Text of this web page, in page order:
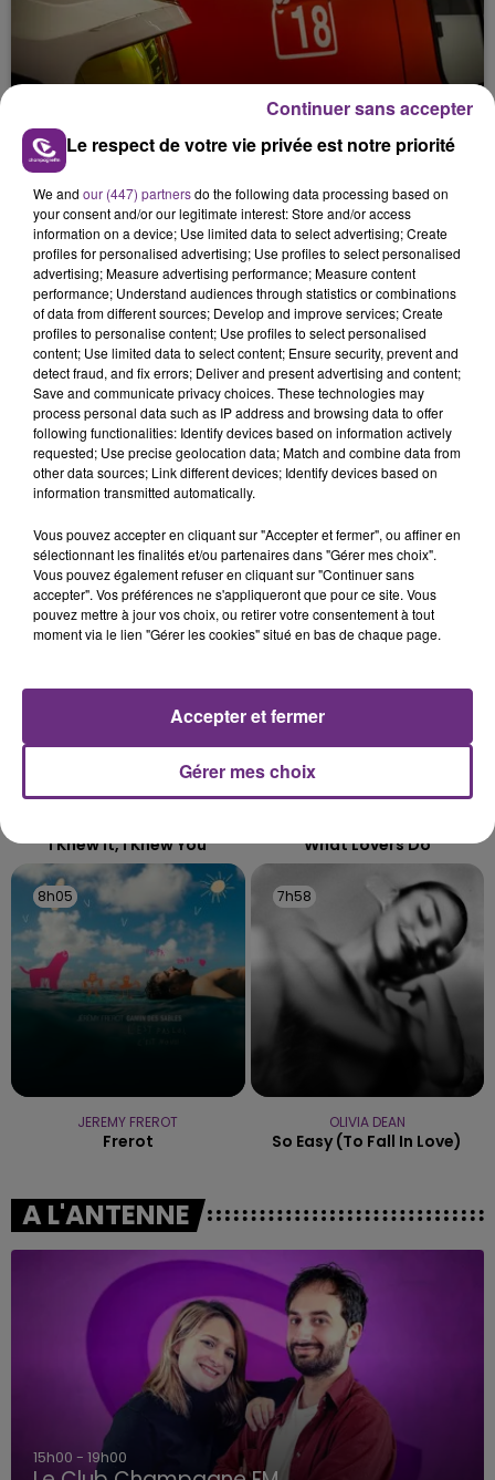
UN FEU DE REMORQUE BLOQUE LA
CIRCULATION DANS LES ARDENNES
fin de matinée sur l'A34.
VENEZ FÊTER CE WEEK-END
L'ANNIVERSAIRE DE WOINIC
Ce samedi 8 août sera un grand jour :
l'anniversaire du plus gros sanglier du monde.
conviés !
TITRES DIFFUSÉS
8h13
8h13
I Knew It, I Knew You
8h10
8h10
What Lovers Do
8h05
8h05
JEREMY FREROT
Frerot
7h58
7h58
OLIVIA DEAN
So Easy (to Fall In Love)
A L'ANTENNE
15h00 - 19h00
Le respect de votre vie privée est notre priorité
We and our (447) partnersdo the following data processing based on
your consent and/or our legitimate interest: Store and/or access
information on a device; Use limited data to select advertising; Create
profiles for personalised advertising; Use profiles to select personalised
advertising; Measure advertising performance; Measure content
performance; Understand audiences through statistics or combinations
of data from different sources; Develop and improve services; Create
profiles to personalise content; Use profiles to select personalised
content; Use limited data to select content; Ensure security, prevent and
detect fraud, and fix errors; Deliver and present advertising and content;
Save and communicate privacy choices. These technologies may
process personal data such as IP address and browsing data to offer
following functionalities: Identify devices based on information actively
requested; Use precise geolocation data; Match and combine data from
other data sources; Link different devices; Identify devices based on
information transmitted automatically.
Vous pouvez accepter en cliquant sur "Accepter et fermer", ou affiner en
sélectionnant les finalités et/ou partenaires dans "Gérer mes choix".
Vous pouvez également refuser en cliquant sur "Continuer sans
accepter". Vos préférences ne s'appliqueront que pour ce site. Vous
pouvez mettre à jour vos choix, ou retirer votre consentement à tout
moment via le lien "Gérer les cookies" situé en bas de chaque page.
Gérer mes choix
Accepter et fermer
Continuer sans accepter